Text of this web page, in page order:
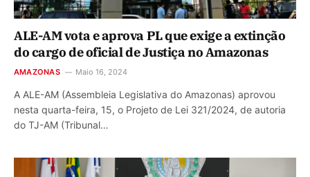
ALE-AM vota e aprova PL que exige a extinção
do cargo de oficial de Justiça no Amazonas
AMAZONAS Maio 16, 2024
A ALE-AM (Assembleia Legislativa do Amazonas) aprovou
nesta quarta-feira, 15, o Projeto de Lei 321/2024, de autoria
do TJ-AM (Tribunal…